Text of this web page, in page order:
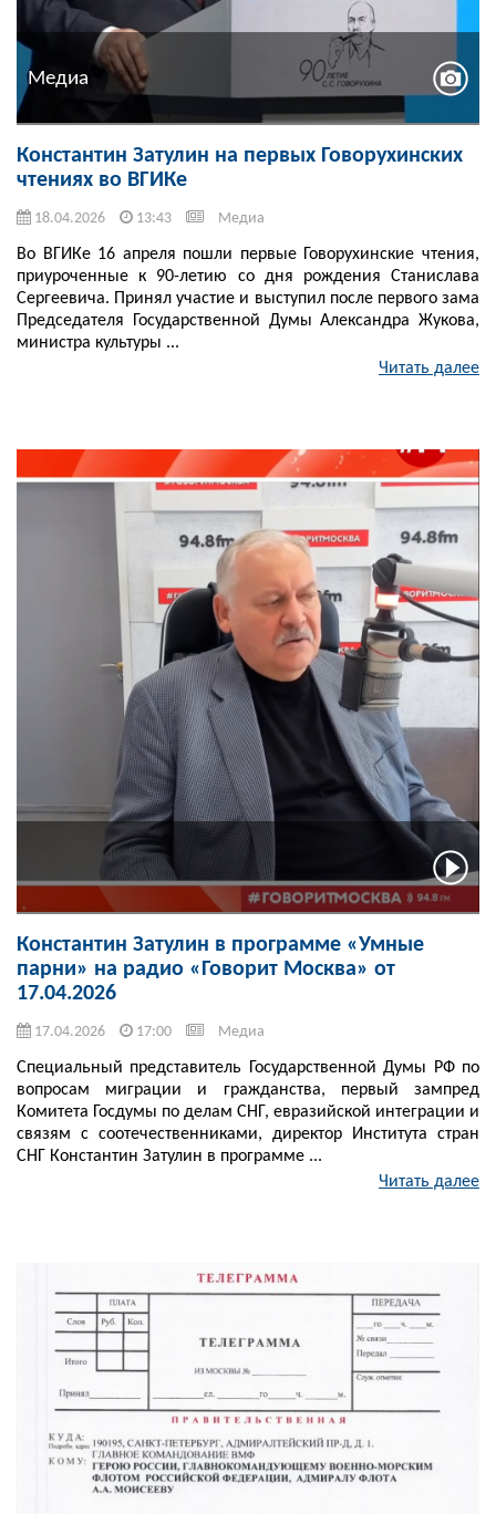
Медиа
Константин Затулин на первых Говорухинских
чтениях во ВГИКе
18.04.2026 13:43 Медиа
Во ВГИКе 16 апреля пошли первые Говорухинские чтения,
приуроченные к 90-летию со дня рождения Станислава
Сергеевича. Принял участие и выступил после первого зама
Председателя Государственной Думы Александра Жукова,
министра культуры ...
Читать далее
Константин Затулин в программе «Умные
парни» на радио «Говорит Москва» от
17.04.2026
17.04.2026 17:00 Медиа
Специальный представитель Государственной Думы РФ по
вопросам миграции и гражданства, первый зампред
Комитета Госдумы по делам СНГ, евразийской интеграции и
связям с соотечественниками, директор Института стран
СНГ Константин Затулин в программе ...
Читать далее